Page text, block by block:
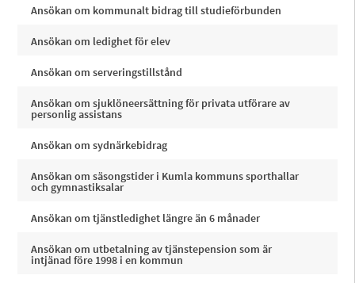
Ansökan om kommunalt bidrag till studieförbunden
Ansökan om ledighet för elev
Ansökan om serveringstillstånd
Ansökan om sjuklöneersättning för privata utförare av
personlig assistans
Ansökan om sydnärkebidrag
Ansökan om säsongstider i Kumla kommuns sporthallar
och gymnastiksalar
Ansökan om tjänstledighet längre än 6 månader
Ansökan om utbetalning av tjänstepension som är
intjänad före 1998 i en kommun